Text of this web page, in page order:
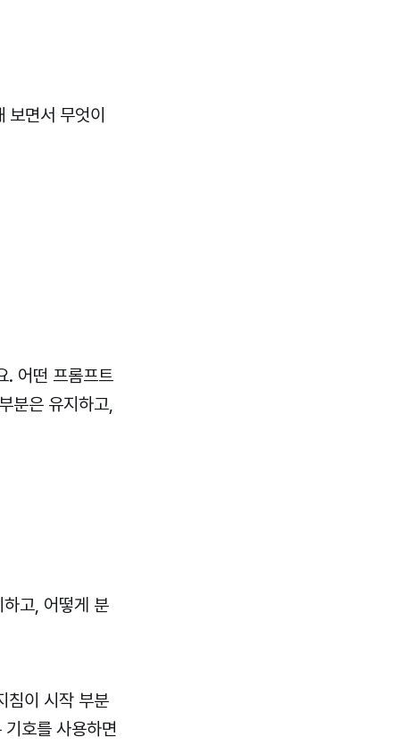
보면서 무엇이
. 어떤 프롬프트
분은 유지하고,
고, 어떻게 분
침이 시작 부분
호를 사용하면